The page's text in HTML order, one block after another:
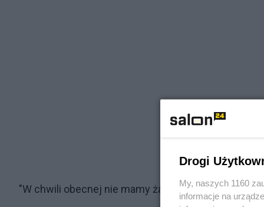
"W chwili obecnej nie mamy żadnych komentarzy
Drogi
My, naszych 1160
informacje na